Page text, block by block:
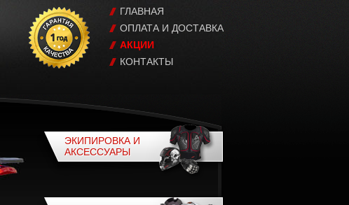
ГЛАВНАЯ
ОПЛАТА И ДОСТАВКА
АКЦИИ
КОНТАКТЫ
ЭКИПИРОВКА И
АКСЕССУАРЫ